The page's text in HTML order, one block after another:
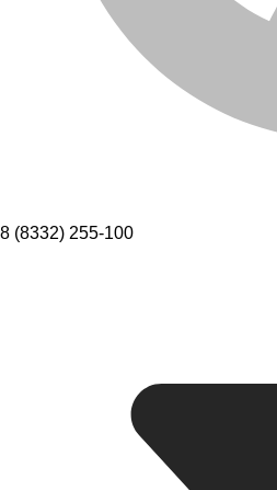
8 (8332) 255-100